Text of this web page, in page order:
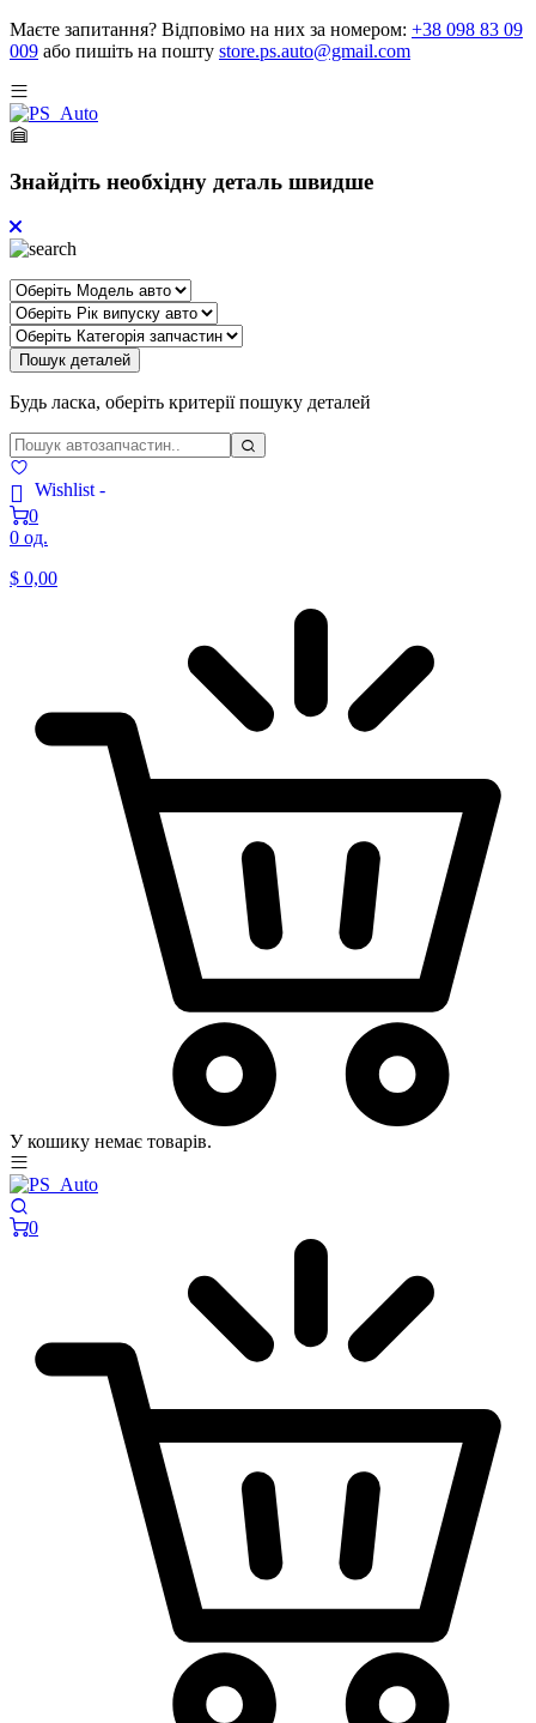
Маєте запитання? Відповімо на них за номером: +38 098 83 09
009 або пишіть на пошту store.ps.auto@gmail.com
Знайдіть необхідну деталь швидше
Пошук деталей
Будь ласка, оберіть критерії пошуку деталей
Wishlist -
0
0 од.
$ 0,00
У кошику немає товарів.
0